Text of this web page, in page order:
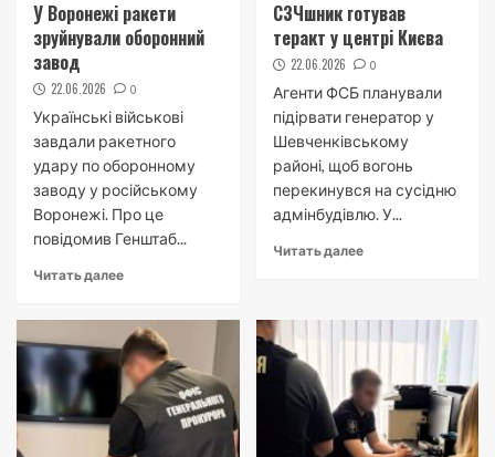
У Воронежі ракети
зруйнували оборонний
завод
22.06.2026 0
Українські військові
завдали ракетного
удару по оборонному
заводу у російському
Воронежі. Про це
повідомив Генштаб...
Читать далее
СЗЧшник готував
теракт у центрі Києва
22.06.2026 0
Агенти ФСБ планували
підірвати генератор у
Шевченківському
районі, щоб вогонь
перекинувся на сусідню
адмінбудівлю. У...
Читать далее